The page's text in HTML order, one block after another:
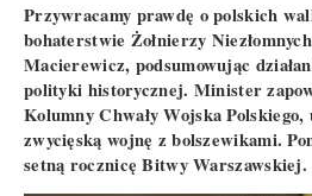
Przywracamy prawdę o polskich
bohaterstwie Żołnierzy
Macierewicz, podsumowując
polityki historycznej. Minister
Kolumny Chwały Wojska
zwycięską wojnę z bolszewikami.
setną rocznicę Bitwy Warszawskiej.